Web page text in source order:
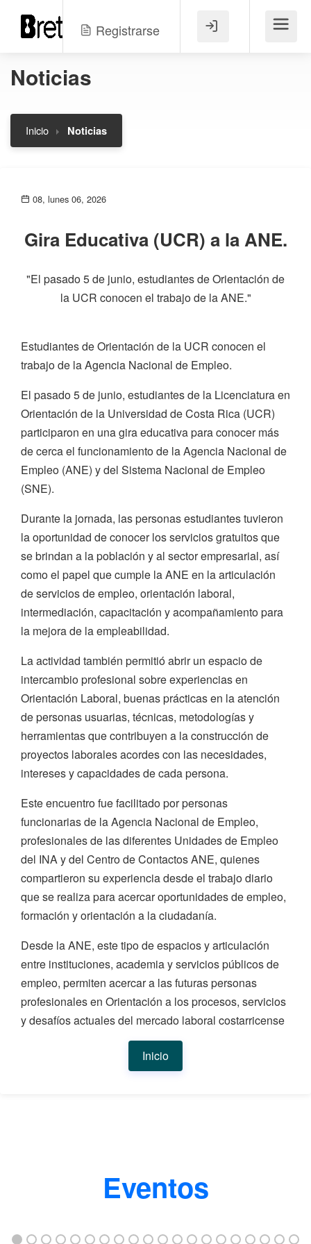
Registrarse Menú
Noticias
Inicio Noticias
08, lunes 06, 2026
Gira Educativa (UCR) a la ANE.
"El pasado 5 de junio, estudiantes de Orientación de
la UCR conocen el trabajo de la ANE."
Estudiantes de Orientación de la UCR conocen el
trabajo de la Agencia Nacional de Empleo.
El pasado 5 de junio, estudiantes de la Licenciatura en
Orientación de la Universidad de Costa Rica (UCR)
participaron en una gira educativa para conocer más
de cerca el funcionamiento de la Agencia Nacional de
Empleo (ANE) y del Sistema Nacional de Empleo
(SNE).
Durante la jornada, las personas estudiantes tuvieron
la oportunidad de conocer los servicios gratuitos que
se brindan a la población y al sector empresarial, así
como el papel que cumple la ANE en la articulación
de servicios de empleo, orientación laboral,
intermediación, capacitación y acompañamiento para
la mejora de la empleabilidad.
La actividad también permitió abrir un espacio de
intercambio profesional sobre experiencias en
Orientación Laboral, buenas prácticas en la atención
de personas usuarias, técnicas, metodologías y
herramientas que contribuyen a la construcción de
proyectos laborales acordes con las necesidades,
intereses y capacidades de cada persona.
Este encuentro fue facilitado por personas
funcionarias de la Agencia Nacional de Empleo,
profesionales de las diferentes Unidades de Empleo
del INA y del Centro de Contactos ANE, quienes
compartieron su experiencia desde el trabajo diario
que se realiza para acercar oportunidades de empleo,
formación y orientación a la ciudadanía.
Desde la ANE, este tipo de espacios y articulación
entre instituciones, academia y servicios públicos de
empleo, permiten acercar a las futuras personas
profesionales en Orientación a los procesos, servicios
y desafíos actuales del mercado laboral costarricense
Inicio
Eventos